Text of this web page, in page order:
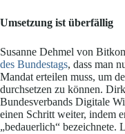
Umsetzung ist überfällig
Susanne Dehmel von
des Bundestags, dass man
Mandat erteilen muss, um
durchsetzen zu können.
Bundesverbands Digitale
einen Schritt weiter, indem
„bedauerlich“ bezeichnete.